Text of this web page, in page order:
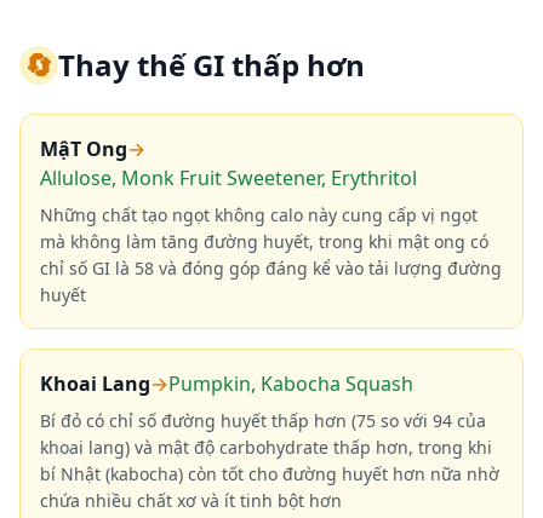
🔄Thay thế GI thấp hơn
MậT Ong→
Allulose, Monk Fruit Sweetener, Erythritol
Những chất tạo ngọt không calo này cung cấp vị ngọt
mà không làm tăng đường huyết, trong khi mật ong có
chỉ số GI là 58 và đóng góp đáng kể vào tải lượng đường
huyết
Khoai Lang→Pumpkin, Kabocha Squash
Bí đỏ có chỉ số đường huyết thấp hơn (75 so với 94 của
khoai lang) và mật độ carbohydrate thấp hơn, trong khi
bí Nhật (kabocha) còn tốt cho đường huyết hơn nữa nhờ
chứa nhiều chất xơ và ít tinh bột hơn